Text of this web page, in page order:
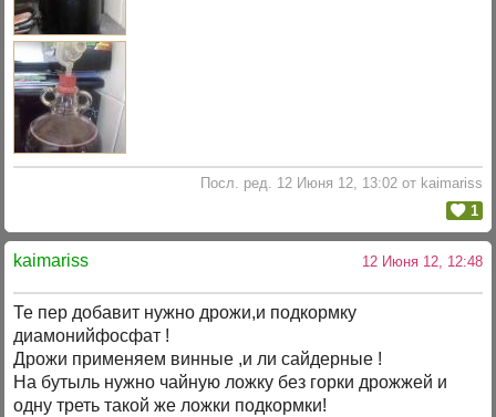
Посл. ред. 12 Июня 12, 13:02 от kaimariss
1
kaimariss 12 Июня 12, 12:48
Те пер добавит нужно дрожи,и подкормку
диамонийфосфат !
Дрожи применяем винные ,и ли сайдерные !
На бутыль нужно чайную ложку без горки дрожжей и
одну треть такой же ложки подкормки!